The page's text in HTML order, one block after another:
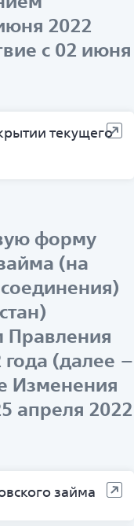
2022
с 02 июня
текущего
форму
(на
(далее –
Изменения
апреля 2022
займа